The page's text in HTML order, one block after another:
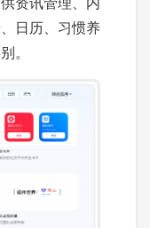
日历、习惯养
。